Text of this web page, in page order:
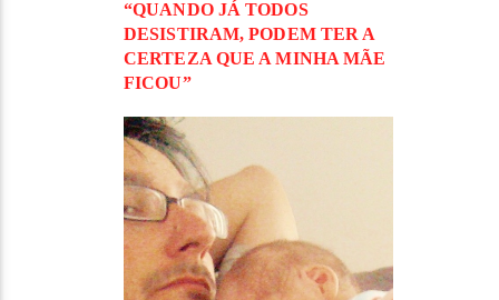
“QUANDO JÁ TODOS
DESISTIRAM, PODEM TER A
CERTEZA QUE A MINHA MÃE
FICOU”